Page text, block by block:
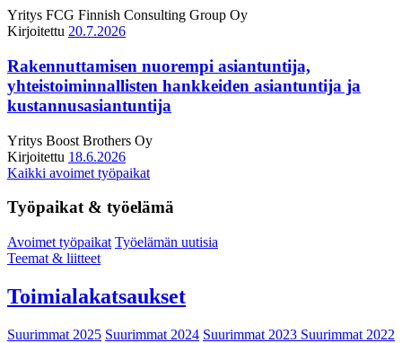
Yritys FCG Finnish Consulting Group Oy
Kirjoitettu 20.7.2026
Rakennuttamisen nuorempi asiantuntija,
yhteistoiminnallisten hankkeiden asiantuntija ja
kustannusasiantuntija
Yritys Boost Brothers Oy
Kirjoitettu 18.6.2026
Kaikki avoimet työpaikat
Työpaikat & työelämä
Avoimet työpaikat Työelämän uutisia
Teemat & liitteet
Toimialakatsaukset
Suurimmat 2025 Suurimmat 2024 Suurimmat 2023 Suurimmat 2022